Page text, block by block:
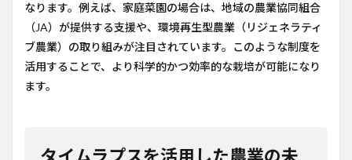
なります。例えば、家庭菜園の場合は、地域の農業協同組合
（JA）が提供する支援や、環境再生型農業（リジェネラティ
ブ農業）の取り組みが注目されています。このような制度を
活用することで、より科学的かつ効率的な栽培が可能になり
ます。
タイムラプスを活用した農業の未